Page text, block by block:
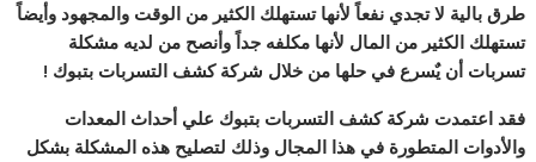
طرق بالية لا تجدي نفعاً لأنها تستهلك الكثير من الوقت والمجهود وأيضاً
تستهلك الكثير من المال لأنها مكلفه جداً وأنصح من لديه مشكلة
تسربات أن يٌسرع في حلها من خلال شركة كشف التسربات بتبوك !
فقد اعتمدت شركة كشف التسربات بتبوك علي أحداث المعدات
والأدوات المتطورة في هذا المجال وذلك لتصليح هذه المشكلة بشكل